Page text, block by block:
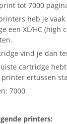
tot 7000
heb je
een XL/HC (high
vind je dan
cartridge
printer ertussen
7000
printers: